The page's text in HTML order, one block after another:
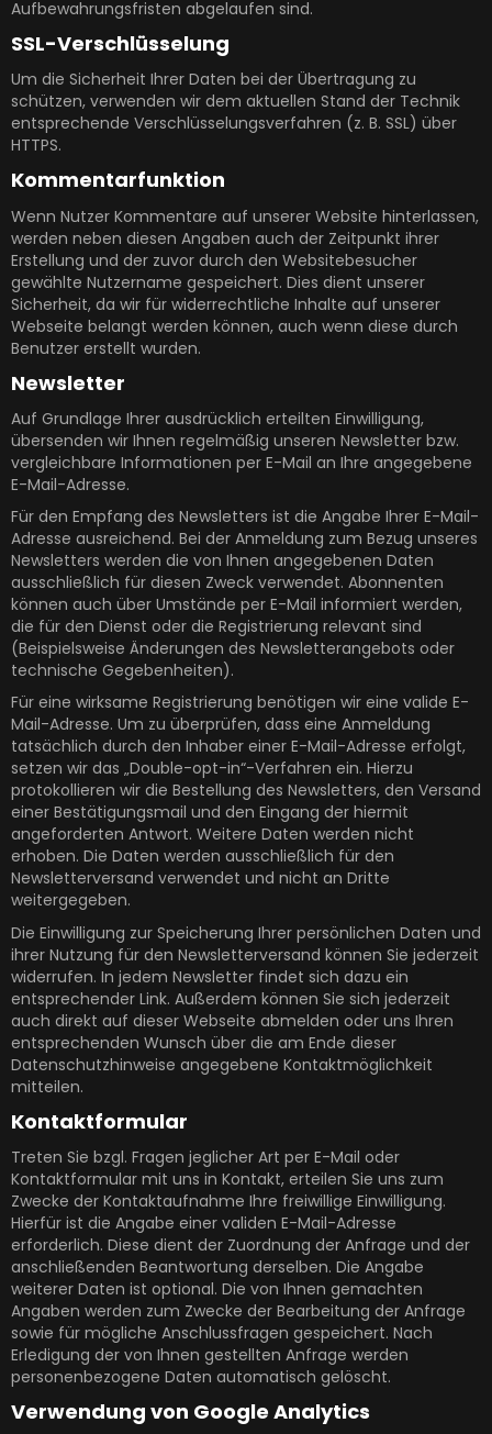
Aufbewahrungsfristen abgelaufen sind.
SSL-Verschlüsselung
Um die Sicherheit Ihrer Daten bei der Übertragung zu
schützen, verwenden wir dem aktuellen Stand der Technik
entsprechende Verschlüsselungsverfahren (z. B. SSL) über
HTTPS.
Kommentarfunktion
Wenn Nutzer Kommentare auf unserer Website hinterlassen,
werden neben diesen Angaben auch der Zeitpunkt ihrer
Erstellung und der zuvor durch den Websitebesucher
gewählte Nutzername gespeichert. Dies dient unserer
Sicherheit, da wir für widerrechtliche Inhalte auf unserer
Webseite belangt werden können, auch wenn diese durch
Benutzer erstellt wurden.
Newsletter
Auf Grundlage Ihrer ausdrücklich erteilten Einwilligung,
übersenden wir Ihnen regelmäßig unseren Newsletter bzw.
vergleichbare Informationen per E-Mail an Ihre angegebene
E-Mail-Adresse.
Für den Empfang des Newsletters ist die Angabe Ihrer E-Mail-
Adresse ausreichend. Bei der Anmeldung zum Bezug unseres
Newsletters werden die von Ihnen angegebenen Daten
ausschließlich für diesen Zweck verwendet. Abonnenten
können auch über Umstände per E-Mail informiert werden,
die für den Dienst oder die Registrierung relevant sind
(Beispielsweise Änderungen des Newsletterangebots oder
technische Gegebenheiten).
Für eine wirksame Registrierung benötigen wir eine valide E-
Mail-Adresse. Um zu überprüfen, dass eine Anmeldung
tatsächlich durch den Inhaber einer E-Mail-Adresse erfolgt,
setzen wir das „Double-opt-in“-Verfahren ein. Hierzu
protokollieren wir die Bestellung des Newsletters, den Versand
einer Bestätigungsmail und den Eingang der hiermit
angeforderten Antwort. Weitere Daten werden nicht
erhoben. Die Daten werden ausschließlich für den
Newsletterversand verwendet und nicht an Dritte
weitergegeben.
Die Einwilligung zur Speicherung Ihrer persönlichen Daten und
ihrer Nutzung für den Newsletterversand können Sie jederzeit
widerrufen. In jedem Newsletter findet sich dazu ein
entsprechender Link. Außerdem können Sie sich jederzeit
auch direkt auf dieser Webseite abmelden oder uns Ihren
entsprechenden Wunsch über die am Ende dieser
Datenschutzhinweise angegebene Kontaktmöglichkeit
mitteilen.
Kontaktformular
Treten Sie bzgl. Fragen jeglicher Art per E-Mail oder
Kontaktformular mit uns in Kontakt, erteilen Sie uns zum
Zwecke der Kontaktaufnahme Ihre freiwillige Einwilligung.
Hierfür ist die Angabe einer validen E-Mail-Adresse
erforderlich. Diese dient der Zuordnung der Anfrage und der
anschließenden Beantwortung derselben. Die Angabe
weiterer Daten ist optional. Die von Ihnen gemachten
Angaben werden zum Zwecke der Bearbeitung der Anfrage
sowie für mögliche Anschlussfragen gespeichert. Nach
Erledigung der von Ihnen gestellten Anfrage werden
personenbezogene Daten automatisch gelöscht.
Verwendung von Google Analytics